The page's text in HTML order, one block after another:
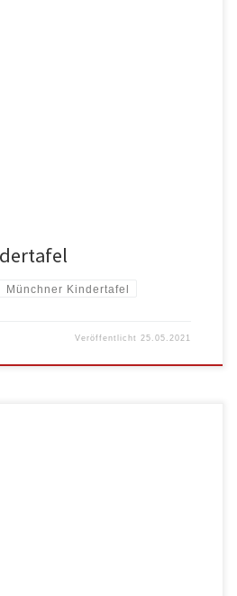
Münchner Kindertafel
Veröffentlicht 25.05.2021